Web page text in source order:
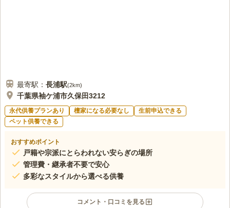
最寄駅： 長浦駅(2km)
千葉県袖ケ浦市久保田3212
永代供養プランあり 檀家になる必要なし
生前申込できる
ペット供養できる
おすすめポイント
戸籍や宗派にとらわれない安らぎの場所
管理費・継承者不要で安心
多彩なスタイルから選べる供養
コメント・口コミを見る